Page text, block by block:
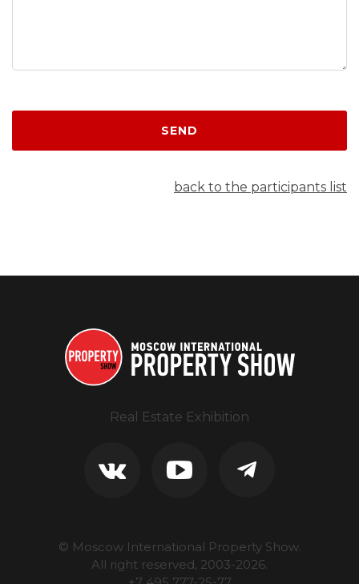
SEND
back to the participants list
Real Estate Exhibition
© Moscow International Property Show.
All right reserved, 2003-2026.